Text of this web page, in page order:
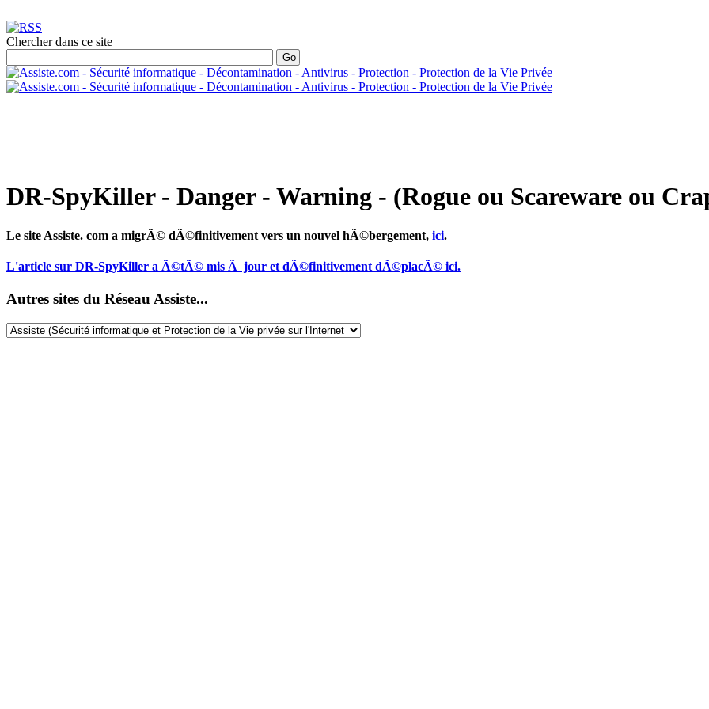
Chercher dans ce site
DR-SpyKiller - Danger - Warning - (Rogue ou Scareware ou
Le site Assiste. com a migrÃ© dÃ©finitivement vers un nouvel hÃ©bergement, ici.
L'article sur DR-SpyKiller a Ã©tÃ© mis Ã jour et dÃ©finitivement dÃ©placÃ© ici.
Autres sites du Réseau Assiste...